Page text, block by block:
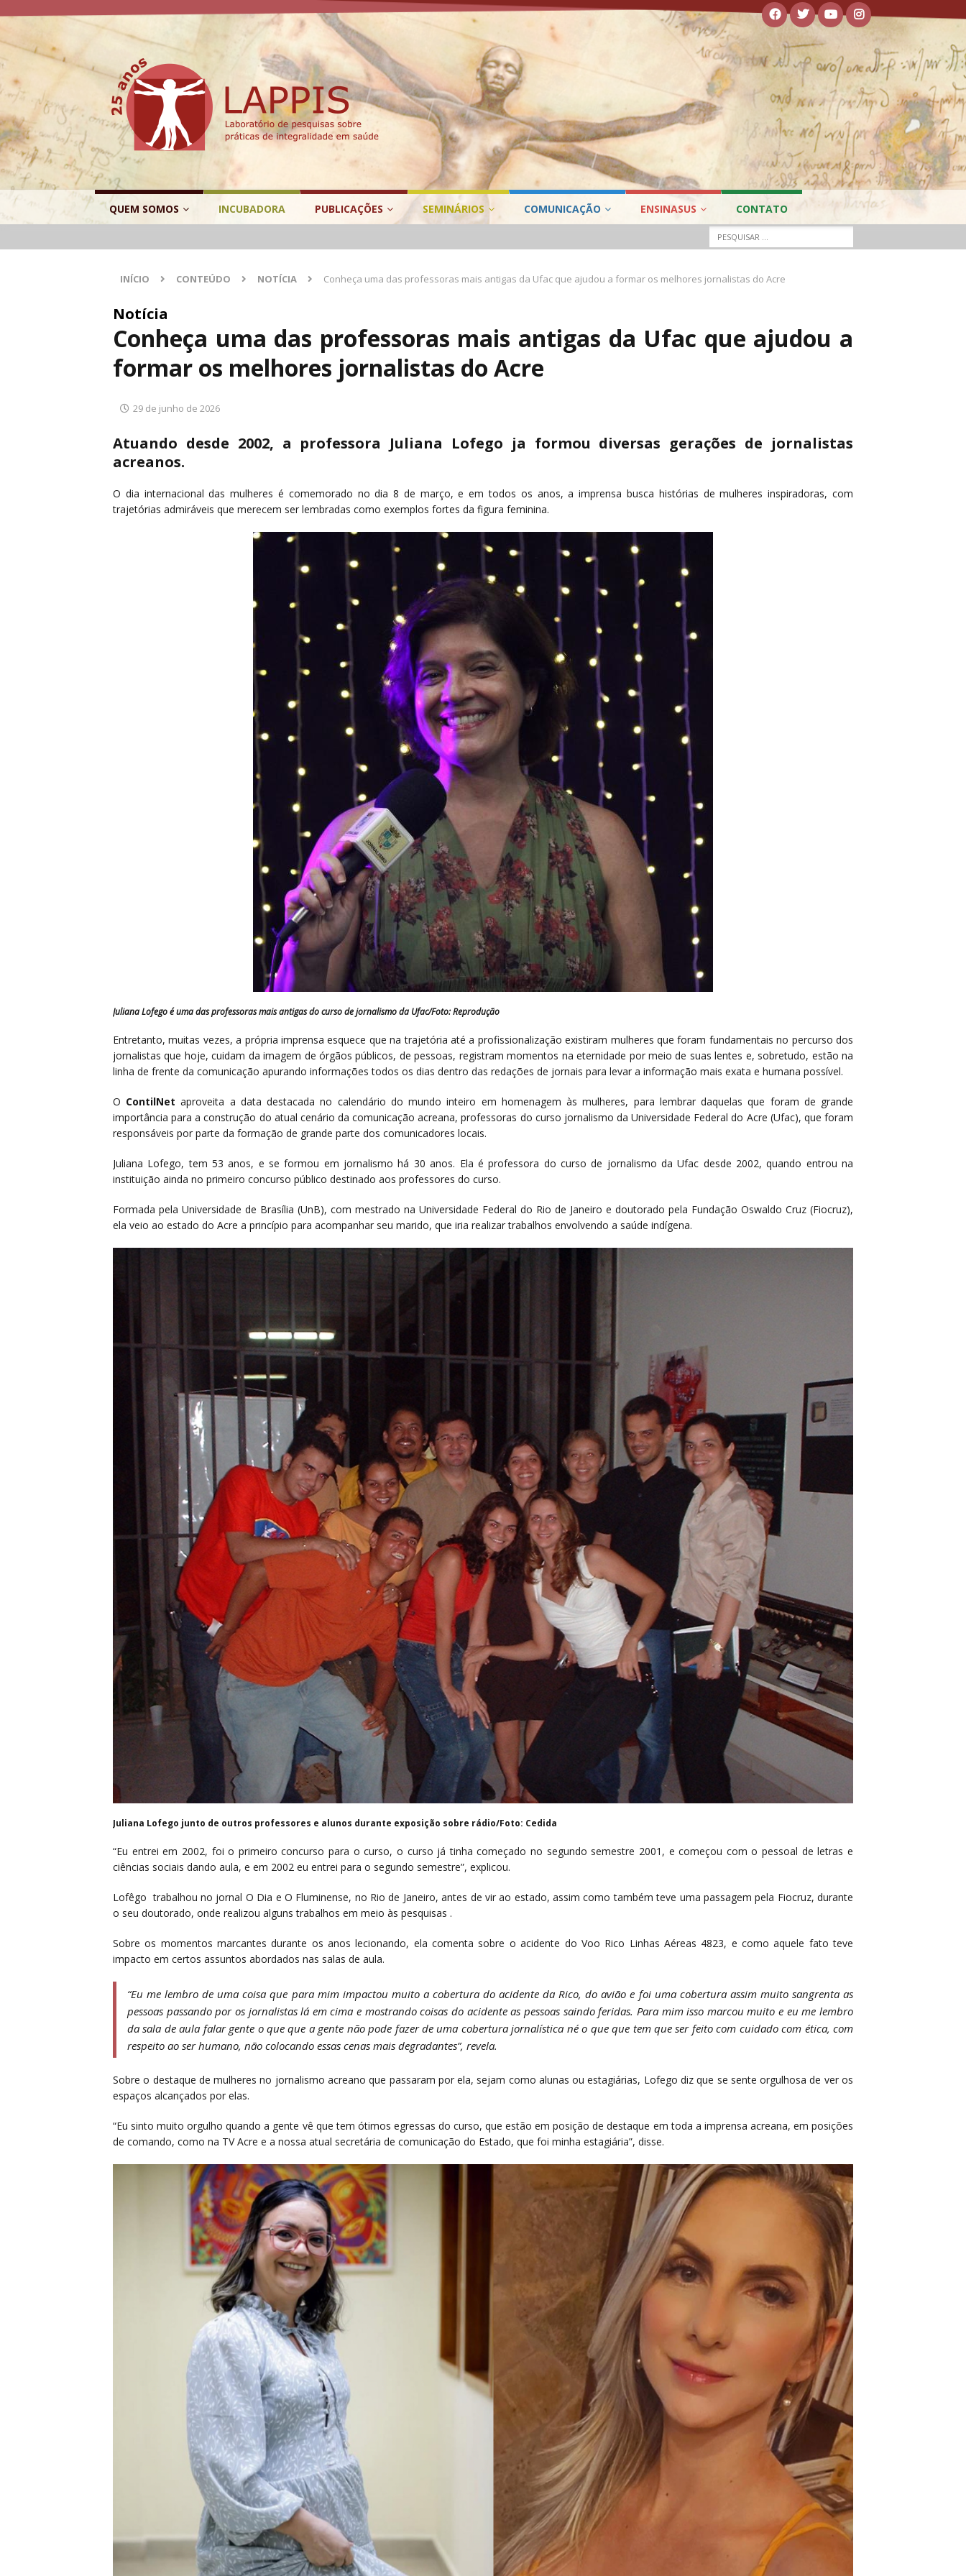
QUEM SOMOS INCUBADORA PUBLICAÇÕES SEMINÁRIOS COMUNICAÇÃO ENSINASUS CONTATO
INÍCIO CONTEÚDO NOTÍCIA Conheça uma das professoras mais antigas da Ufac que ajudou a formar os melhores jornalistas do Acre
Notícia
Conheça uma das professoras mais antigas da Ufac que ajudou a
formar os melhores jornalistas do Acre
29 de junho de 2026
Atuando desde 2002, a professora Juliana Lofego ja formou diversas gerações de jornalistas
acreanos.
O dia internacional das mulheres é comemorado no dia 8 de março, e em todos os anos, a imprensa busca histórias de mulheres inspiradoras, com
trajetórias admiráveis que merecem ser lembradas como exemplos fortes da figura feminina.
Juliana Lofego é uma das professoras mais antigas do curso de jornalismo da Ufac/Foto: Reprodução
Entretanto, muitas vezes, a própria imprensa esquece que na trajetória até a profissionalização existiram mulheres que foram fundamentais no percurso dos
jornalistas que hoje, cuidam da imagem de órgãos públicos, de pessoas, registram momentos na eternidade por meio de suas lentes e, sobretudo, estão na
linha de frente da comunicação apurando informações todos os dias dentro das redações de jornais para levar a informação mais exata e humana possível.
O ContilNet aproveita a data destacada no calendário do mundo inteiro em homenagem às mulheres, para lembrar daquelas que foram de grande
importância para a construção do atual cenário da comunicação acreana, professoras do curso jornalismo da Universidade Federal do Acre (Ufac), que foram
responsáveis por parte da formação de grande parte dos comunicadores locais.
Juliana Lofego, tem 53 anos, e se formou em jornalismo há 30 anos. Ela é professora do curso de jornalismo da Ufac desde 2002, quando entrou na
instituição ainda no primeiro concurso público destinado aos professores do curso.
Formada pela Universidade de Brasília (UnB), com mestrado na Universidade Federal do Rio de Janeiro e doutorado pela Fundação Oswaldo Cruz (Fiocruz),
ela veio ao estado do Acre a princípio para acompanhar seu marido, que iria realizar trabalhos envolvendo a saúde indígena.
Juliana Lofego junto de outros professores e alunos durante exposição sobre rádio/Foto: Cedida
“Eu entrei em 2002, foi o primeiro concurso para o curso, o curso já tinha começado no segundo semestre 2001, e começou com o pessoal de letras e
ciências sociais dando aula, e em 2002 eu entrei para o segundo semestre”, explicou.
Lofêgo trabalhou no jornal O Dia e O Fluminense, no Rio de Janeiro, antes de vir ao estado, assim como também teve uma passagem pela Fiocruz, durante
o seu doutorado, onde realizou alguns trabalhos em meio às pesquisas .
Sobre os momentos marcantes durante os anos lecionando, ela comenta sobre o acidente do Voo Rico Linhas Aéreas 4823, e como aquele fato teve
impacto em certos assuntos abordados nas salas de aula.
“Eu me lembro de uma coisa que para mim impactou muito a cobertura do acidente da Rico, do avião e foi uma cobertura assim muito sangrenta as
pessoas passando por os jornalistas lá em cima e mostrando coisas do acidente as pessoas saindo feridas. Para mim isso marcou muito e eu me lembro
da sala de aula falar gente o que que a gente não pode fazer de uma cobertura jornalística né o que que tem que ser feito com cuidado com ética, com
respeito ao ser humano, não colocando essas cenas mais degradantes”, revela.
Sobre o destaque de mulheres no jornalismo acreano que passaram por ela, sejam como alunas ou estagiárias, Lofego diz que se sente orgulhosa de ver os
espaços alcançados por elas.
“Eu sinto muito orgulho quando a gente vê que tem ótimos egressas do curso, que estão em posição de destaque em toda a imprensa acreana, em posições
de comando, como na TV Acre e a nossa atual secretária de comunicação do Estado, que foi minha estagiária”, disse.